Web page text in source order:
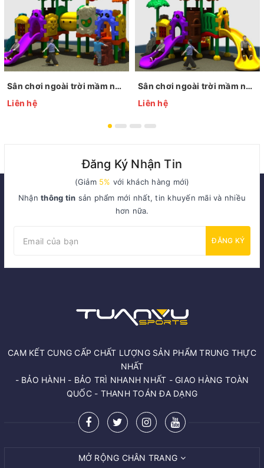
Sân chơi ngoài trời mầm non KP-QS001
Liên hệ
Sân chơi ngoài trời mầm non KP-QS002
Liên hệ
Đăng Ký Nhận Tin
(Giảm 5% với khách hàng mới)
Nhậnthông tin sản phẩm mới nhất, tin khuyến mãi và nhiều
hơn nữa.
ĐĂNG KÝ
CAM KẾT CUNG CẤP CHẤT LƯỢNG SẢN PHẨM TRUNG THỰC
NHẤT
- BẢO HÀNH - BẢO TRÌ NHANH NHẤT - GIAO HÀNG TOÀN
QUỐC - THANH TOÁN ĐA DẠNG
MỞ RỘNG CHÂN TRANG